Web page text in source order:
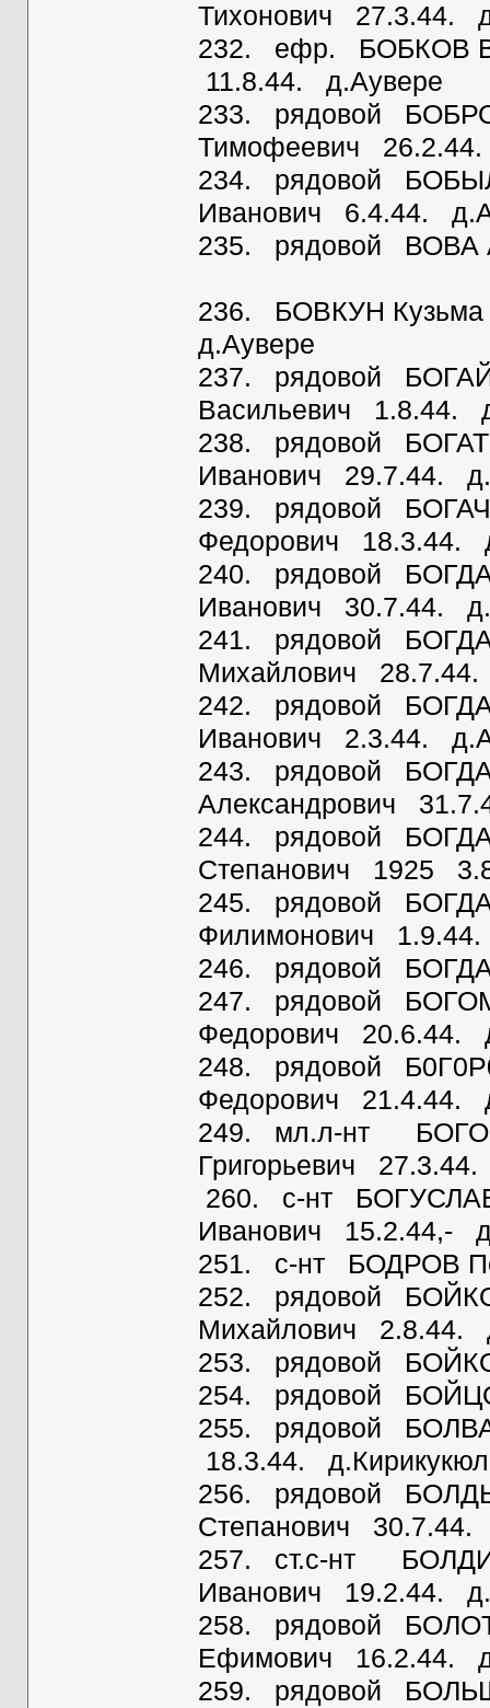
Тихонович 27.3.44.
232. ефр. БОБКОВ
11.8.44. д.Аувере
233. рядовой
Тимофеевич
234. рядовой
Иванович 6.4.44.
235. рядовой ВОВА
236. БОВКУН Кузьма
д.Аувере
237. рядовой
Васильевич 1.8.44.
238. рядовой
Иванович 29.7.44.
239. рядовой
Федорович 18.3.44.
240. рядовой
Иванович 30.7.44.
241. рядовой
Михайлович 28.7.44.
242. рядовой
Иванович 2.3.44.
243. рядовой
Александрович
244. рядовой
Степанович 1925
245. рядовой
Филимонович
246. рядовой
247. рядовой
Федорович 20.6.44.
248. рядовой
Федорович 21.4.44.
249. мл.л-нт
Григорьевич
260. с-нт
Иванович 15.2.44,-
251. с-нт БОДРОВ
252. рядовой
Михайлович 2.8.44.
253. рядовой
254. рядовой
255. рядовой
18.3.44.
256. рядовой
Степанович 30.7.44.
257. ст.с-нт
Иванович 19.2.44.
258. рядовой
Ефимович 16.2.44.
259. рядовой